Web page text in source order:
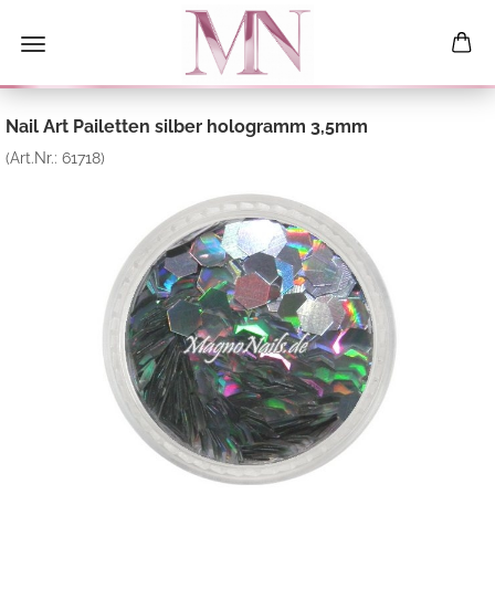
Nail Art Pailetten silber hologramm 3,5mm
(Art.Nr.: 61718)